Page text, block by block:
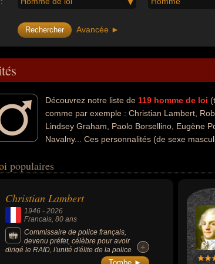
Avancée ►
Découvrez notre liste de 119 homme de loi
comme par exemple : Christian Lambert,
Lindsey Graham, Paolo Borsellino, Eugène
Navalny... Ces personnalités (de sexe
ou de la corruption. Ces célébrités peuvent
sénateur, frère de célébrité, juge, magistrat,
romancier policier, militant, militant des droits
de leurs morts, ils peuvent avoir été francais,
populaires
Christian Lambert
1946 - 2026
Francais, 80 ans
Commissaire de police français,
devenu préfet, célèbre pour avoir
dirigé le RAID, l'unité d'élite de la police
nationale, et notamment pour avoir mené
+
+